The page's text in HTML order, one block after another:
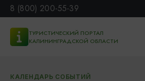
8 (800) 200-55-39
ТУРИСТИЧЕСКИЙ ПОРТАЛ
КАЛИНИНГРАДСКОЙ ОБЛАСТИ
КАЛЕНДАРЬ СОБЫТИЙ